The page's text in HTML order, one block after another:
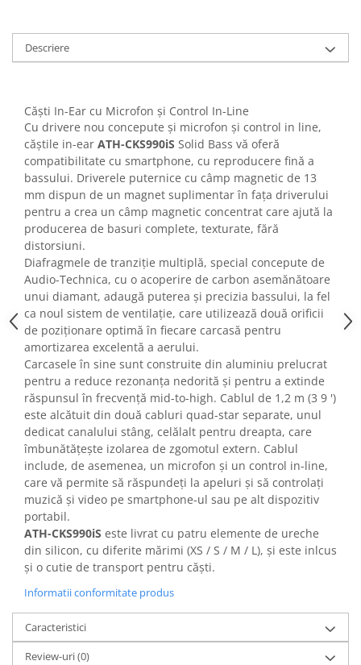
Interfete audio
Accesorii pentru Microfoane
Headset-uri si lavaliere
Microfoane cu fir pentru live
Microfoane de captura
Microfoane pentru instrumente
Microfoane USB - Podcast, Gaming
Seturi de microfoane
Sisteme wireless
Mixere
Accesorii mixere
Mixere analogice
Mixere digitale
Mixere pentru DJ
Monitorizare In-Ear
Stative pentru Boxe
Stative pentru Microfoane
Descriere
Căști In-Ear cu Microfon și Control In-Line
Cu drivere nou concepute și microfon și control in line,
căștile in-ear ATH-CKS990iS Solid Bass vă oferă
compatibilitate cu smartphone, cu reproducere fină a
bassului. Driverele puternice cu câmp magnetic de 13
mm dispun de un magnet suplimentar în fața driverului
pentru a crea un câmp magnetic concentrat care ajută la
producerea de basuri complete, texturate, fără
distorsiuni.
Diafragmele de tranziție multiplă, special concepute de
Audio-Technica, cu o acoperire de carbon asemănătoare
unui diamant, adaugă puterea și precizia bassului, la fel
ca noul sistem de ventilație, care utilizează două orificii
de poziționare optimă în fiecare carcasă pentru
amortizarea excelentă a aerului.
Carcasele în sine sunt construite din aluminiu prelucrat
pentru a reduce rezonanța nedorită și pentru a extinde
răspunsul în frecvență mid-to-high. Cablul de 1,2 m (3 9 ')
este alcătuit din două cabluri quad-star separate, unul
dedicat canalului stâng, celălalt pentru dreapta, care
îmbunătățește izolarea de zgomotul extern. Cablul
include, de asemenea, un microfon și un control in-line,
care vă permite să răspundeți la apeluri și să controlați
muzică și video pe smartphone-ul sau pe alt dispozitiv
portabil.
ATH-CKS990iS este livrat cu patru elemente de ureche
din silicon, cu diferite mărimi (XS / S / M / L), și este inlcus
și o cutie de transport pentru căști.
Informatii conformitate produs
Caracteristici
Review-uri(0)